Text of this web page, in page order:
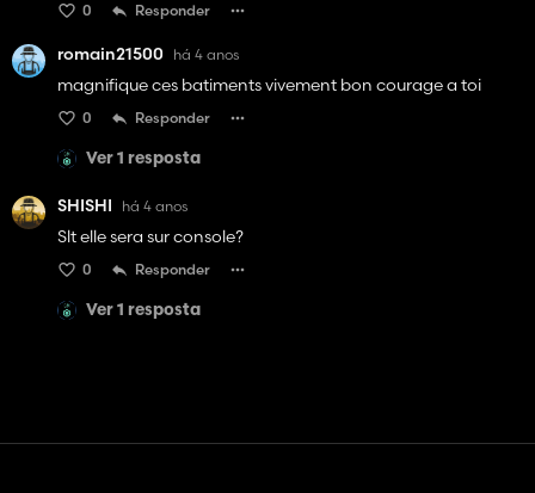
0 Responder
romain21500 há 4 anos
magnifique ces batiments vivement bon courage a toi
0 Responder
Ver 1 resposta
SHISHI há 4 anos
Slt elle sera sur console?
0 Responder
Ver 1 resposta